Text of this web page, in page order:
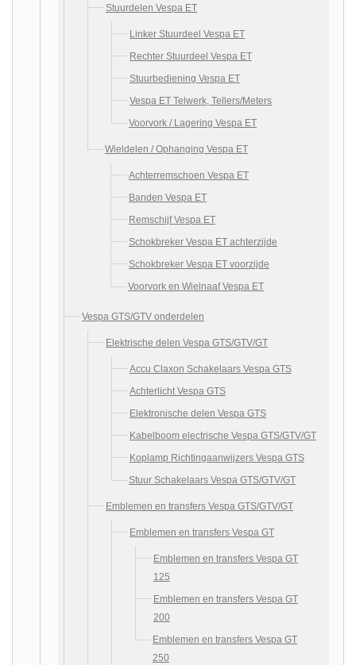
Stuurdelen Vespa ET
Linker Stuurdeel Vespa ET
Rechter Stuurdeel Vespa ET
Stuurbediening Vespa ET
Vespa ET Telwerk, Tellers/Meters
Voorvork / Lagering Vespa ET
Wieldelen / Ophanging Vespa ET
Achterremschoen Vespa ET
Banden Vespa ET
Remschijf Vespa ET
Schokbreker Vespa ET achterzijde
Schokbreker Vespa ET voorzijde
Voorvork en Wielnaaf Vespa ET
Vespa GTS/GTV onderdelen
Elektrische delen Vespa GTS/GTV/GT
Accu Claxon Schakelaars Vespa GTS
Achterlicht Vespa GTS
Elektronische delen Vespa GTS
Kabelboom electrische Vespa GTS/GTV/GT
Koplamp Richtingaanwijzers Vespa GTS
Stuur Schakelaars Vespa GTS/GTV/GT
Emblemen en transfers Vespa GTS/GTV/GT
Emblemen en transfers Vespa GT
Emblemen en transfers Vespa GT
125
Emblemen en transfers Vespa GT
200
Emblemen en transfers Vespa GT
250